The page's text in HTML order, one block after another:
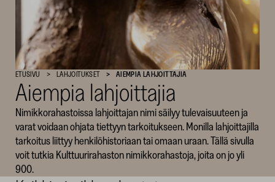
ETUSIVU LAHJOITUKSET AIEMPIA LAHJOITTAJIA
Aiempia lahjoittajia
Nimikkorahastoissa lahjoittajan nimi säilyy tulevaisuuteen ja
varat voidaan ohjata tiettyyn tarkoitukseen. Monilla lahjoittajilla
tarkoitus liittyy henkilöhistoriaan tai omaan uraan. Tällä sivulla
voit tutkia Kulttuurirahaston nimikkorahastoja, joita on jo yli
900.